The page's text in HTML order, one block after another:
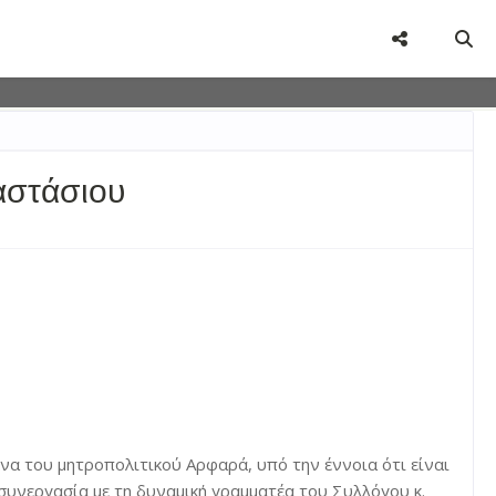
μητροπολιτικού Αρφαρά, υπό την έννοια ότι είναι
με τη δυναμική γραμματέα του Συλλόγου κ.
agent